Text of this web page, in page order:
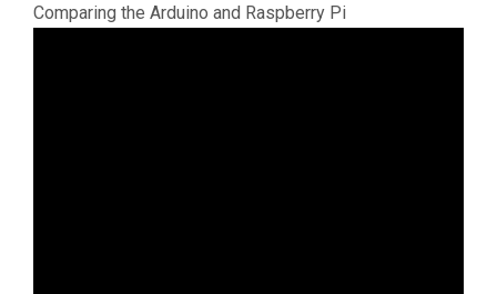
Comparing the Arduino and Raspberry Pi